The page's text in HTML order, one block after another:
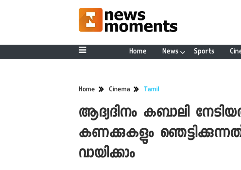
Home News Sports
Home Cinema Tamil
ആദ്യദിനം കബാലി
കണക്കുകളും
വായിക്കാം